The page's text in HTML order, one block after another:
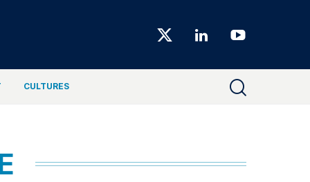
Choiseul
CULTURES